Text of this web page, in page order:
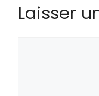
Laisser